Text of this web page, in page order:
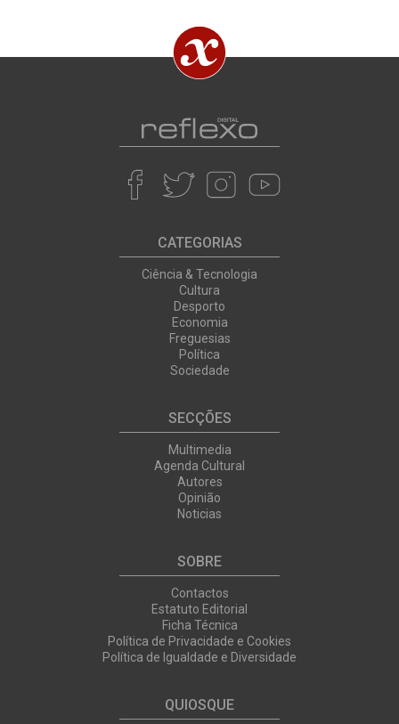
CATEGORIAS
Ciência & Tecnologia
Cultura
Desporto
Economia
Freguesias
Política
Sociedade
SECÇÕES
Multimedia
Agenda Cultural
Autores
Opinião
Noticias
SOBRE
Contactos
Estatuto Editorial
Ficha Técnica
Política de Privacidade e Cookies
Política de Igualdade e Diversidade
QUIOSQUE